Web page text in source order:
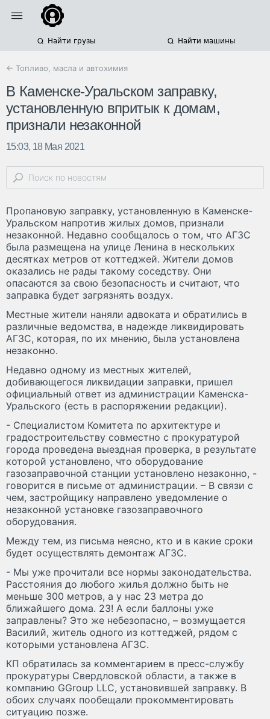
Найти грузы Найти машины
← Топливо, масла и автохимия
В Каменске-Уральском заправку,
установленную впритык к домам,
признали незаконной
15:03, 18 Мая 2021
Пропановую заправку, установленную в Каменске-
Уральском напротив жилых домов, признали
незаконной. Недавно сообщалось о том, что АГЗС
была размещена на улице Ленина в нескольких
десятках метров от коттеджей. Жители домов
оказались не рады такому соседству. Они
опасаются за свою безопасность и считают, что
заправка будет загрязнять воздух.
Местные жители наняли адвоката и обратились в
различные ведомства, в надежде ликвидировать
АГЗС, которая, по их мнению, была установлена
незаконно.
Недавно одному из местных жителей,
добивающегося ликвидации заправки, пришел
официальный ответ из администрации Каменска-
Уральского (есть в распоряжении редакции).
- Специалистом Комитета по архитектуре и
градостроительству совместно с прокуратурой
города проведена выездная проверка, в результате
которой установлено, что оборудование
газозаправочной станции установлено незаконно, -
говорится в письме от администрации. – В связи с
чем, застройщику направлено уведомление о
незаконной установке газозаправочного
оборудования.
Между тем, из письма неясно, кто и в какие сроки
будет осуществлять демонтаж АГЗС.
- Мы уже прочитали все нормы законодательства.
Расстояния до любого жилья должно быть не
меньше 300 метров, а у нас 23 метра до
ближайшего дома. 23! А если баллоны уже
заправлены? Это же небезопасно, – возмущается
Василий, житель одного из коттеджей, рядом с
которыми установлена АГЗС.
КП обратилась за комментарием в пресс-службу
прокуратуры Свердловской области, а также в
компанию GGroup LLC, установившей заправку. В
обоих случаях пообещали прокомментировать
ситуацию позже.